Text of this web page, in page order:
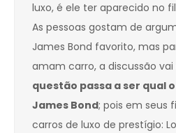
luxo, é ele ter aparecido no
As pessoas gostam de
James Bond favorito, mas
amam carro, a discussão
questão passa a ser qual
James Bond; pois em seus
carros de luxo de prestígio: